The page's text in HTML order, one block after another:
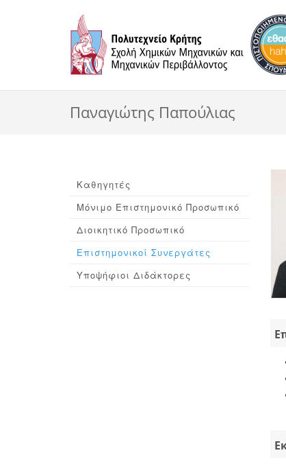
Παναγιώτης Παπούλιας
Καθηγητές
Μόνιμο Επιστημονικό Προσωπικό
Διοικητικό Προσωπικό
Επιστημονικοί Συνεργάτες
Υποψήφιοι Διδάκτορες